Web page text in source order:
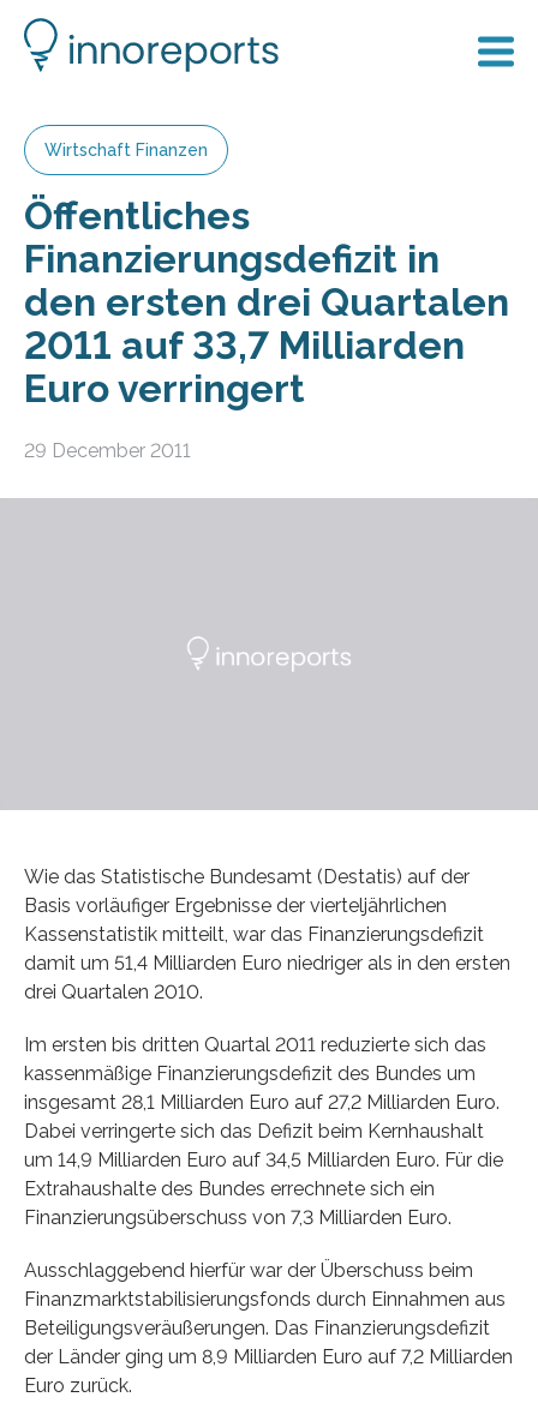
Wirtschaft Finanzen
Öffentliches
Finanzierungsdefizit in
den ersten drei Quartalen
2011 auf 33,7 Milliarden
Euro verringert
29 December 2011
Wie das Statistische Bundesamt (Destatis) auf der
Basis vorläufiger Ergebnisse der vierteljährlichen
Kassenstatistik mitteilt, war das Finanzierungsdefizit
damit um 51,4 Milliarden Euro niedriger als in den ersten
drei Quartalen 2010.
Im ersten bis dritten Quartal 2011 reduzierte sich das
kassenmäßige Finanzierungsdefizit des Bundes um
insgesamt 28,1 Milliarden Euro auf 27,2 Milliarden Euro.
Dabei verringerte sich das Defizit beim Kernhaushalt
um 14,9 Milliarden Euro auf 34,5 Milliarden Euro. Für die
Extrahaushalte des Bundes errechnete sich ein
Finanzierungsüberschuss von 7,3 Milliarden Euro.
Ausschlaggebend hierfür war der Überschuss beim
Finanzmarktstabilisierungsfonds durch Einnahmen aus
Beteiligungsveräußerungen. Das Finanzierungsdefizit
der Länder ging um 8,9 Milliarden Euro auf 7,2 Milliarden
Euro zurück.